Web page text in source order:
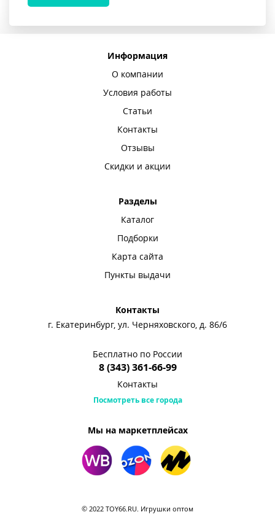
Информация
О компании
Условия работы
Статьи
Контакты
Отзывы
Скидки и акции
Разделы
Каталог
Подборки
Карта сайта
Пункты выдачи
Контакты
г. Екатеринбург, ул. Черняховского, д. 86/6
Бесплатно по России
8 (343) 361-66-99
Контакты
Посмотреть все города
Мы на маркетплейсах
© 2022 TOY66.RU. Игрушки оптом